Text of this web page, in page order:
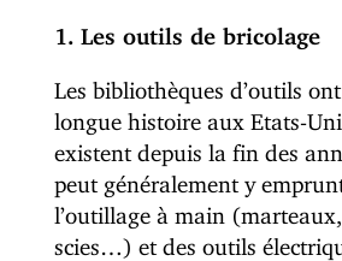
1. Les outils de bricolage
Les bibliothèques d’outils
longue histoire aux Etats-
existent depuis la fin des
peut généralement y
l’outillage à main (marteaux,
scies…) et des outils